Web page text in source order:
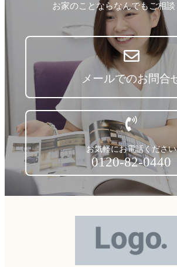
お家のことならなんでもご相
メールでのお問合
お気軽にお電話ください
0120-82-0440